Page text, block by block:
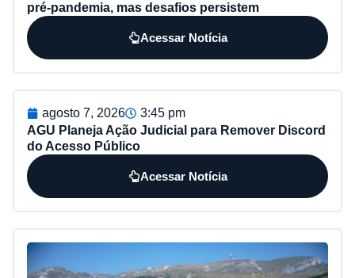
pré-pandemia, mas desafios persistem
Acessar Notícia
agosto 7, 2026
3:45 pm
AGU Planeja Ação Judicial para Remover Discord
do Acesso Público
Acessar Notícia